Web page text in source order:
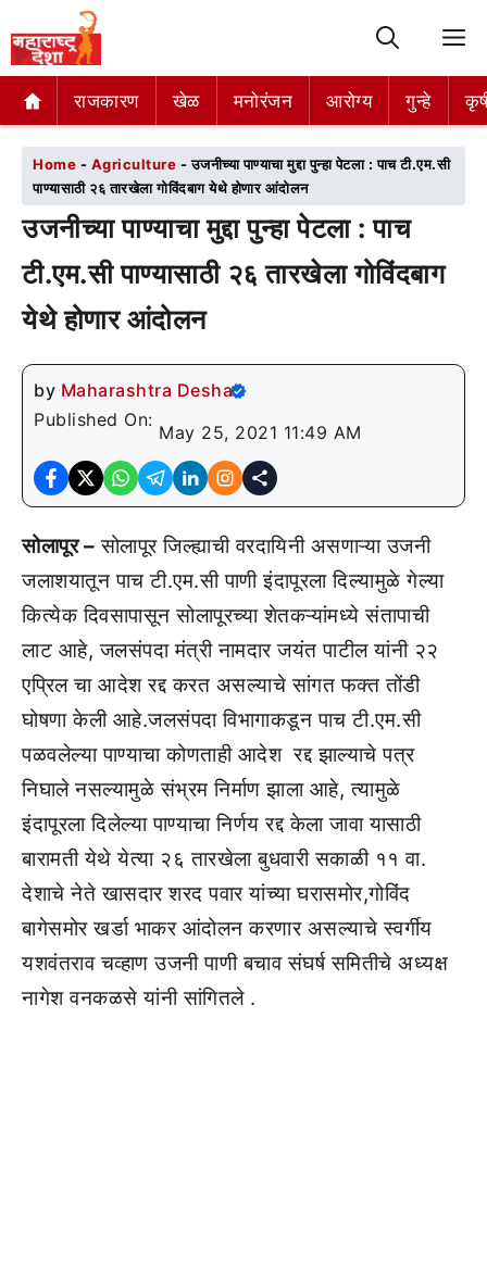
राजकारण खेळ मनोरंजन आरोग्य गुन्हे
राजकारण खेळ मनोरंजन आरोग्य गुन्हे
Home - Agriculture -उजनीच्या पाण्याचा मुद्दा पुन्हा पेटला : पाच टी.एम.सी
पाण्यासाठी २६ तारखेला गोविंदबाग येथे होणार आंदोलन
उजनीच्या पाण्याचा मुद्दा पुन्हा पेटला : पाच
टी.एम.सी पाण्यासाठी २६ तारखेला गोविंदबाग
येथे होणार आंदोलन
by Maharashtra Desha
Published On:
May 25, 2021 11:49 AM
सोलापूर – सोलापूर जिल्ह्याची वरदायिनी असणाऱ्या उजनी
जलाशयातून पाच टी.एम.सी पाणी इंदापूरला दिल्यामुळे गेल्या
कित्येक दिवसापासून सोलापूरच्या शेतकऱ्यांमध्ये संतापाची
लाट आहे, जलसंपदा मंत्री नामदार जयंत पाटील यांनी २२
एप्रिल चा आदेश रद्द करत असल्याचे सांगत फक्त तोंडी
घोषणा केली आहे.जलसंपदा विभागाकडून पाच टी.एम.सी
पळवलेल्या पाण्याचा कोणताही आदेश रद्द झाल्याचे पत्र
निघाले नसल्यामुळे संभ्रम निर्माण झाला आहे, त्यामुळे
इंदापूरला दिलेल्या पाण्याचा निर्णय रद्द केला जावा यासाठी
बारामती येथे येत्या २६ तारखेला बुधवारी सकाळी ११ वा.
देशाचे नेते खासदार शरद पवार यांच्या घरासमोर,गोविंद
बागेसमोर खर्डा भाकर आंदोलन करणार असल्याचे स्वर्गीय
यशवंतराव चव्हाण उजनी पाणी बचाव संघर्ष समितीचे अध्यक्ष
नागेश वनकळसे यांनी सांगितले .